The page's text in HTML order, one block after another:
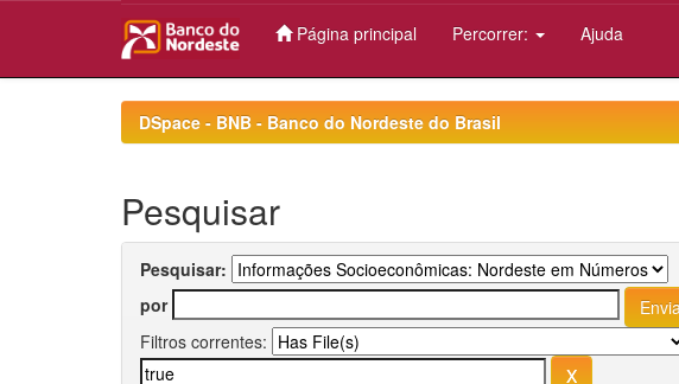
Página principal Percorrer: Ajuda
DSpace - BNB - Banco do Nordeste do Brasil
Pesquisar
Pesquisar:
por
Filtros correntes: